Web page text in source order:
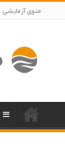
منوی آزمایشی